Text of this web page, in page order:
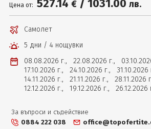
Цена от: 527.14 € / 1031.00 лв.
Самолет
5 дни / 4 нощувки
08.08.2026 г., 22.08.2026 г.,
17.10.2026 г., 24.10.2026 г., 31.10.2026
14.11.2026 г., 21.11.2026 г., 28.11.2026
12.12.2026 г., 19.12.2026 г., 26.12.2026
За въпроси и съдействие
0884 222 038